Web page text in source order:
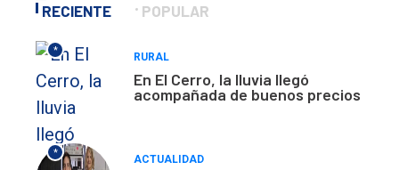
RECIENTE POPULAR
*
RURAL
En El Cerro, la lluvia llegó
acompañada de buenos precios
*
ACTUALIDAD